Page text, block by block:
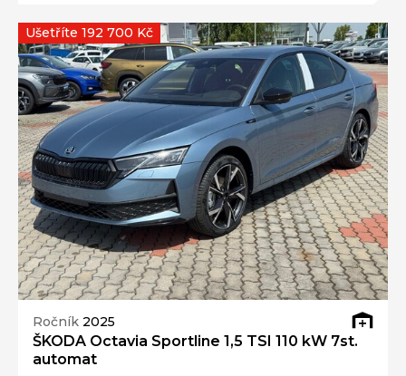
Ročník 2025
ŠKODA Octavia Sportline 1,5 TSI 110 kW 7st.
automat
Ušetříte 192 700 Kč